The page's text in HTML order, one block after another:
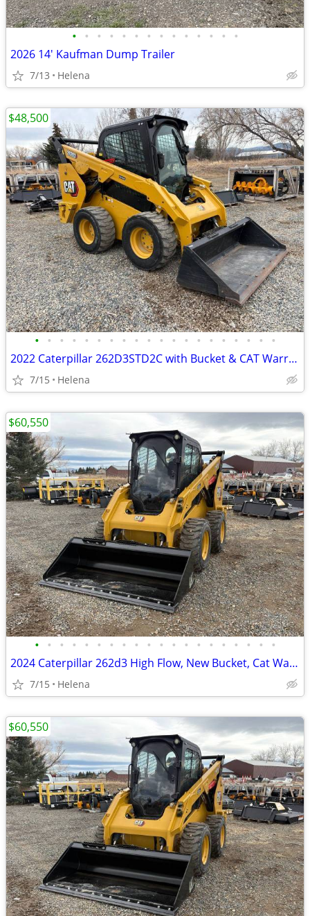
• • • • • • • • • • • • • •
2026 14' Kaufman Dump Trailer
7/13 Helena
• • • • • • • • • • • • • • • • • • • •
2022 Caterpillar 262D3STD2C with Bucket & CAT Warranty
7/15 Helena
$48,500
• • • • • • • • • • • • • • • • • • • •
2024 Caterpillar 262d3 High Flow, New Bucket, Cat Warranty
7/15 Helena
$60,550
$60,550